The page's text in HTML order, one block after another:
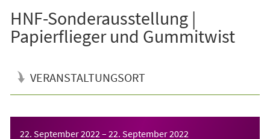
HNF-Sonderausstellung |
Papierflieger und Gummitwist
VERANSTALTUNGSORT
22. September 2022 – 22. September 2022